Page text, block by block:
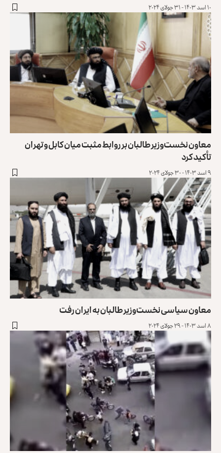
۱۰ اسد ۱۴۰۳ - ۳۱ جولای ۲۰۲۴
معاون نخست‌وزیر طالبان بر روابط مثبت میان کابل و تهران
تأکید کرد
۹ اسد ۱۴۰۳ - ۳۰ جولای ۲۰۲۴
معاون سیاسی نخست‌وزیر طالبان به ایران رفت
۸ اسد ۱۴۰۳ - ۲۹ جولای ۲۰۲۴